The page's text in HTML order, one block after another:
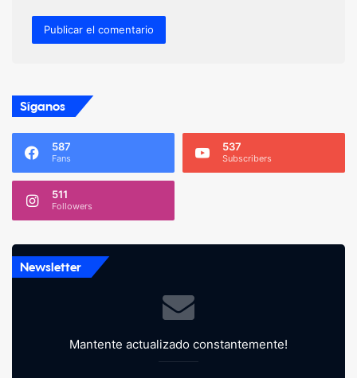
Síganos
587
Fans
537
Subscribers
511
Followers
Newsletter
Mantente actualizado constantemente!